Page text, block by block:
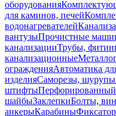
оборудования
для каминов, печей
водонагревателей
вантузыПрочистные
канализацииТрубы,
канализационные
огражденияАвтоматика
изделияСаморезы, шурупы
штифты
шайбыЗаклепкиБолты,
анкерыКарабины